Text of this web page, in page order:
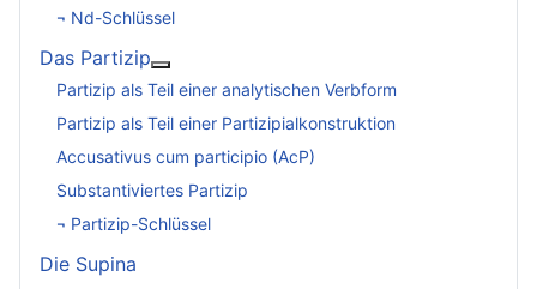
¬ Nd-Schlüssel
Das Partizip
Weitere Informationen: Das Partizip
Partizip als Teil einer analytischen Verbform
Partizip als Teil einer Partizipialkonstruktion
Accusativus cum participio (AcP)
Substantiviertes Partizip
¬ Partizip-Schlüssel
Die Supina